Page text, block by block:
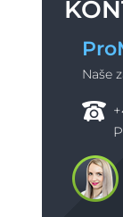
Naše